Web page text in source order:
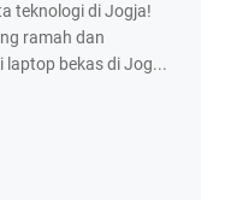
teknologi di Jogja!
ramah dan
laptop bekas di Jog...